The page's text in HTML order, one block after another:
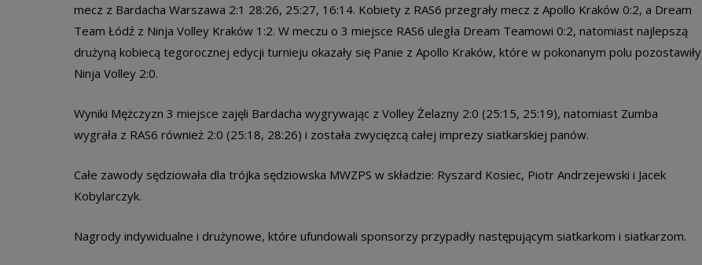
mecz z Bardacha Warszawa 2:1 28:26, 25:27, 16:14. Kobiety z RAS6 przegrały mecz z Apollo Kraków 0:2, a Dream
Team Łódź z Ninja Volley Kraków 1:2. W meczu o 3 miejsce RAS6 uległa Dream Teamowi 0:2, natomiast najlepszą
drużyną kobiecą tegorocznej edycji turnieju okazały się Panie z Apollo Kraków, które w pokonanym polu pozostawiły
Ninja Volley 2:0.
Wyniki Mężczyzn 3 miejsce zajęli Bardacha wygrywając z Volley Żelazny 2:0 (25:15, 25:19), natomiast Zumba
wygrała z RAS6 również 2:0 (25:18, 28:26) i została zwycięzcą całej imprezy siatkarskiej panów.
Całe zawody sędziowała dla trójka sędziowska MWZPS w składzie: Ryszard Kosiec, Piotr Andrzejewski i Jacek
Kobylarczyk.
Nagrody indywidualne i drużynowe, które ufundowali sponsorzy przypadły następującym siatkarkom i siatkarzom.